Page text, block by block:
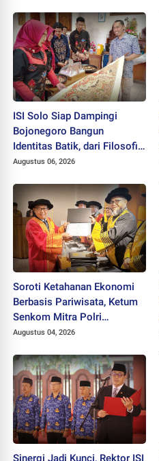
ISI Solo Siap Dampingi
Bojonegoro Bangun
Identitas Batik, dari Filosofi
hingga HAKI
Augustus 06, 2026
Soroti Ketahanan Ekonomi
Berbasis Pariwisata, Ketum
Senkom Mitra Polri
Dikukuhkan sebagai
Augustus 04, 2026
Sinergi Jadi Kunci, Rektor ISI